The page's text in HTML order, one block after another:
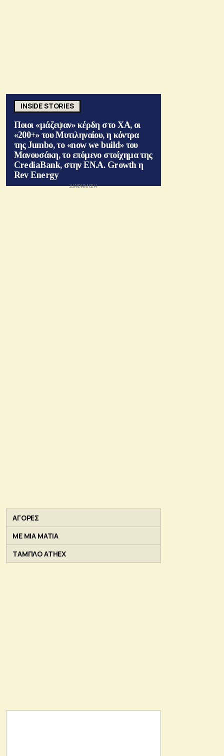
INSIDE STORIES
Ποιοι «μάζεψαν» κέρδη στο ΧΑ, οι
«200+» του Μυτιληναίου, η κόντρα
της Jumbo, το «now we build» του
Μανουσάκη, το επόμενο στοίχημα της
CrediaBank, στην ΕΝ.Α. Growth η
Rev Energy
ΑΓΟΡΕΣ
ΜΕ ΜΙΑ ΜΑΤΙΑ
ΤΑΜΠΛΟ ATHEX